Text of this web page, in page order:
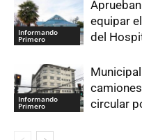
Informando
Primero
equipar
del
Informando
Primero
circular